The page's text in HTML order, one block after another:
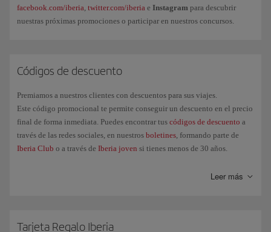
facebook.com/iberia, twitter.com/iberia e Instagram para descubrir
nuestras próximas promociones o participar en nuestros concursos.
Códigos de descuento
Premiamos a nuestros clientes con descuentos para sus viajes.
Este código promocional te permite conseguir un descuento en el precio
final de forma inmediata. Puedes encontrar tus códigos de descuento a
través de las redes sociales, en nuestros boletines, formando parte de
Iberia Club o a través de Iberia joven si tienes menos de 30 años.
Leer más
Tarjeta Regalo Iberia